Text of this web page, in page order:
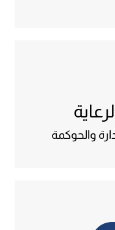
والحوكمة